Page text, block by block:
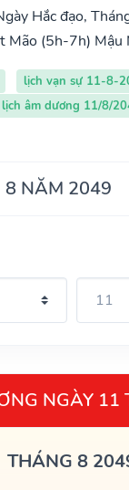
Hắc đạo,
Mão (5h-7h) Mậu
lịch vạn sự 11-8-
lịch âm dương 11/8/
8 NĂM 2049
NGÀY
THÁNG 8